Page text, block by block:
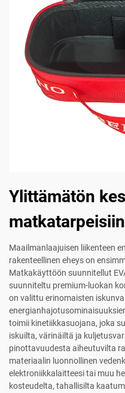
Ylittämätön
matkatarpeisiin
Maailmanlaajuisen liikenteen
rakenteellinen eheys on
Matkakäyttöön suunnitellut
suunniteltu premium-luokan
on valittu erinomaisten
toimii kinetiikkasuojana, joka
iskuilta, värinäiltä ja
pinottavuudesta aiheutuvilta
materiaalin luonnollinen
elektroniikkalaitteesi tai muu
kosteudelta, tahallisilta